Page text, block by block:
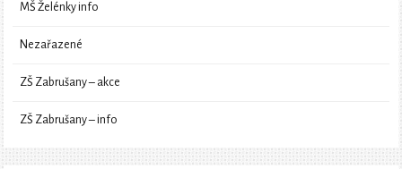
MŠ Želénky info
Nezařazené
ZŠ Zabrušany – akce
ZŠ Zabrušany – info